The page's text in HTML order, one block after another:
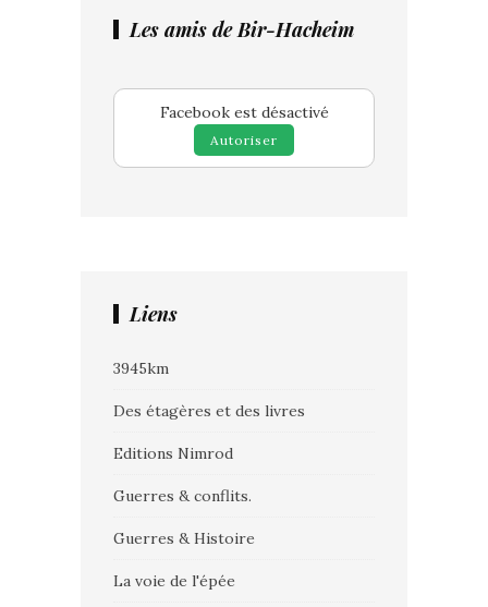
Les amis de Bir-Hacheim
Facebook est désactivé
Autoriser
Liens
3945km
Des étagères et des livres
Editions Nimrod
Guerres & conflits.
Guerres & Histoire
La voie de l'épée